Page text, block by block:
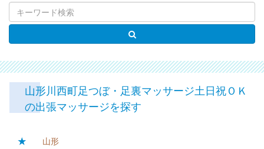
山形川西町足つぼ・足裏マッサージ土日祝ＯＫ
の出張マッサージを探す
★
山形